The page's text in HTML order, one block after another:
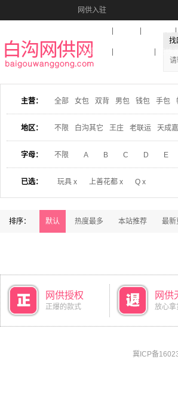
网供入驻
收藏本站
找
主营： 全部 女包 双背 男包 钱包 手包
地区： 不限 白沟其它 王庄 老联运 天成
字母： 不限 A B C D E
已选： 玩具 x 上善花都 x Q x
排序： 默认 热度最多 本站推荐 最新
网供授权
正爆的款式
网供
放心拿
冀ICP备